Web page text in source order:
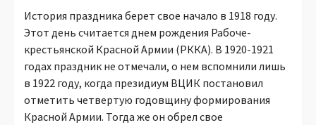
История праздника берет свое начало в 1918 году.
Этот день считается днем рождения Рабоче-
крестьянской Красной Армии (РККА). В 1920-1921
годах праздник не отмечали, о нем вспомнили лишь
в 1922 году, когда президиум ВЦИК постановил
отметить четвертую годовщину формирования
Красной Армии. Тогда же он обрел свое